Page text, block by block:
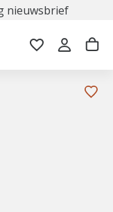
nieuwsbrief